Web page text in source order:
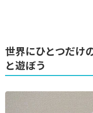
世界にひとつだけ
と遊ぼう